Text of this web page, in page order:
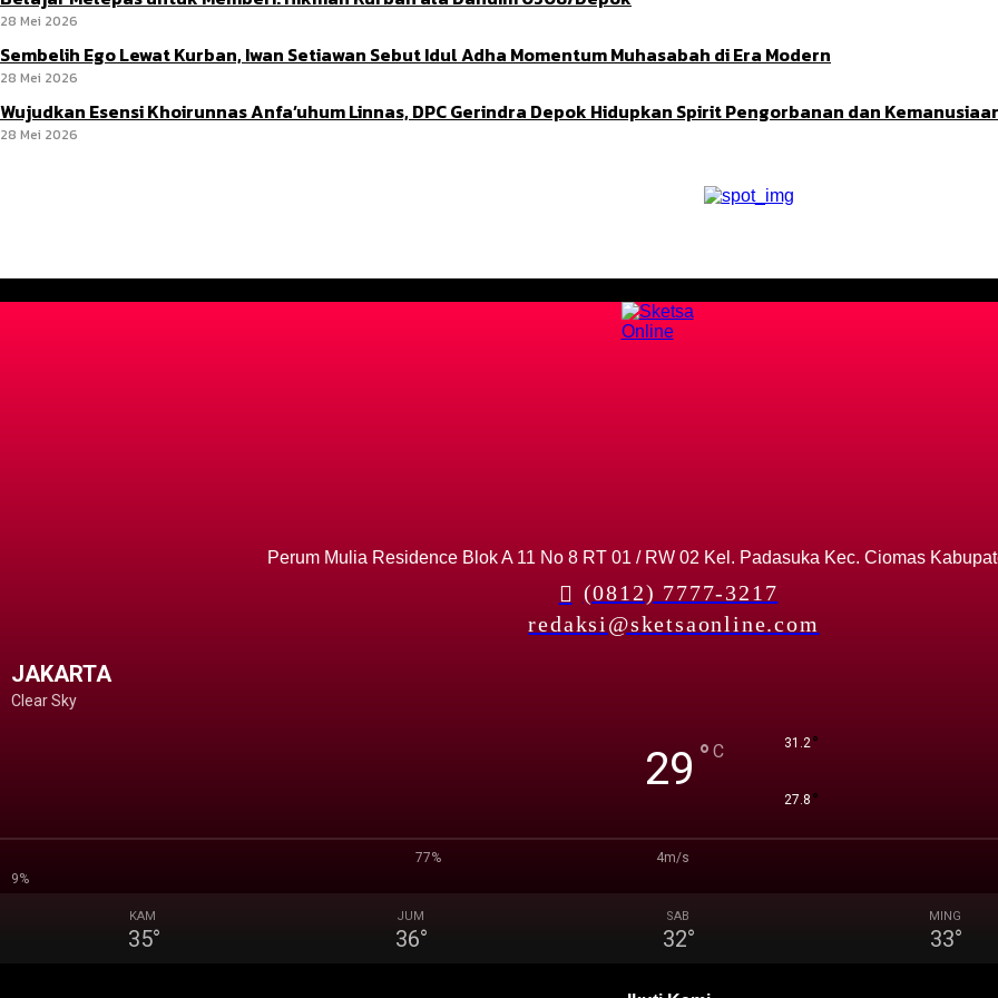
28 Mei 2026
Sembelih Ego Lewat Kurban, Iwan Setiawan Sebut Idul Adha Momentum Muhasabah di Era Modern
28 Mei 2026
Wujudkan Esensi Khoirunnas Anfa’uhum Linnas, DPC Gerindra Depok Hidupkan Spirit Pengorbanan dan
28 Mei 2026
Perum Mulia Residence Blok A 11 No 8 RT 01 / RW 02 Kel. Padasuka Kec. Ciomas
(0812) 7777-3217
redaksi@sketsaonline.com
JAKARTA
Clear Sky
29 ° C 31.2 °
27.8 °
77%
4m/s
9%
KAM
35°
JUM
36°
SAB
32°
MING
33°